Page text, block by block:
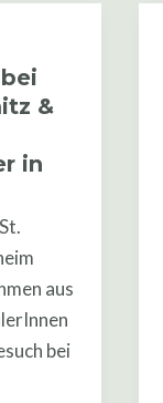
&
in
aus
bei